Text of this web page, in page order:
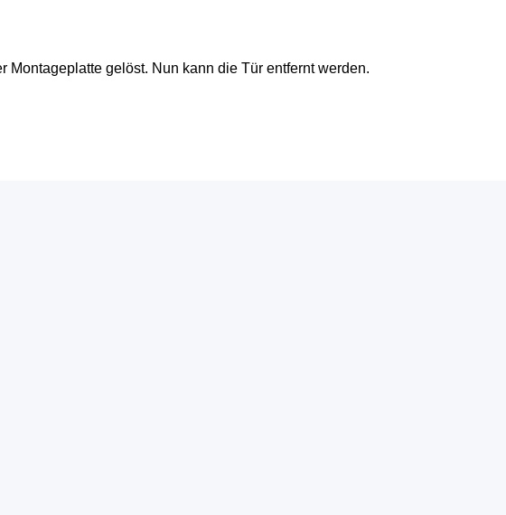
gelöst. Nun kann die Tür entfernt werden.